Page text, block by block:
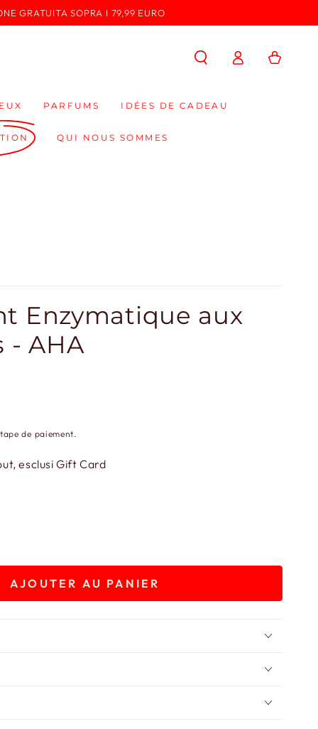
GRATUITA SOPRA I 79,99 EURO
PARFUMS IDÉES DE CADEAU
QUI NOUS SOMMES
Connexion Panier
Enzymatique aux
- AHA
de paiement.
esclusi Gift Card
AJOUTER AU PANIER